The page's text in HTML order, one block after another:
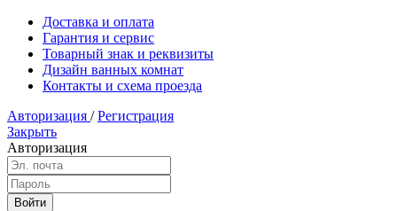
Доставка и оплата
Гарантия и сервис
Товарный знак и реквизиты
Дизайн ванных комнат
Контакты и схема проезда
Авторизация / Регистрация
Закрыть
Авторизация